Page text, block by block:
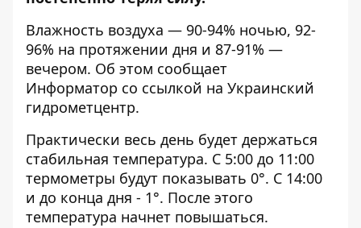
Влажность воздуха — 90-94% ночью, 92-
96% на протяжении дня и 87-91% —
вечером. Об этом сообщает
Информатор со ссылкой на Украинский
гидрометцентр.
Практически весь день будет держаться
стабильная температура. С 5:00 до 11:00
термометры будут показывать 0°. С 14:00
и до конца дня - 1°. После этого
температура начнет повышаться.